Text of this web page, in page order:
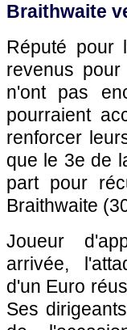
Braithwaite
Réputé pour
revenus
n'ont pas
pourraient
renforcer
que le 3e de
part pour
Braithwaite
Joueur
arrivée,
d'un Euro
Ses